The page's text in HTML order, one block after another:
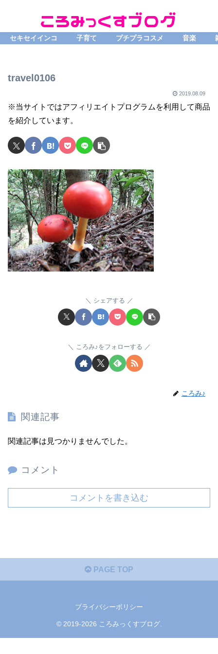
セキセイインコ 子育て プチプラコスメ 音楽
travel0106
2019.08.09
※当サイトではアフィリエイトプログラムを利用して商品
を紹介しています。
シェアする
ころみ♪をフォローする
ころみ♪
関連記事
関連記事は見つかりませんでした。
コメント
コメントを書き込む
PAGE TOP
プライバシーポリシー
© 2019-2026 ころみっくすブログ.